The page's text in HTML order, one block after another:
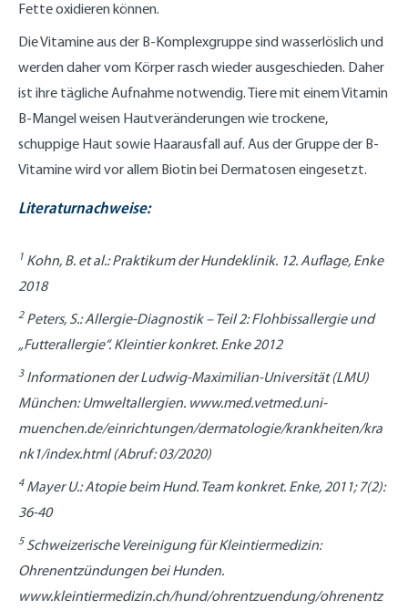
Fette oxidieren können.
Die Vitamine aus der B-Komplexgruppe sind wasserlöslich und
werden daher vom Körper rasch wieder ausgeschieden. Daher
ist ihre tägliche Aufnahme notwendig. Tiere mit einem Vitamin
B-Mangel weisen Hautveränderungen wie trockene,
schuppige Haut sowie Haarausfall auf. Aus der Gruppe der B-
Vitamine wird vor allem Biotin bei Dermatosen eingesetzt.
Literaturnachweise:
1 Kohn, B. et al.: Praktikum der Hundeklinik. 12. Auflage, Enke
2018
2Peters, S.: Allergie-Diagnostik – Teil 2: Flohbissallergie und
„Futterallergie“. Kleintier konkret. Enke 2012
3Informationen der Ludwig-Maximilian-Universität (LMU)
München: Umweltallergien. www.med.vetmed.uni-
muenchen.de/einrichtungen/dermatologie/krankheiten/kra
nk1/index.html (Abruf: 03/2020)
4Mayer U.: Atopie beim Hund. Team konkret. Enke, 2011; 7(2):
36-40
5 Schweizerische Vereinigung für Kleintiermedizin:
Ohrenentzündungen bei Hunden.
www.kleintiermedizin.ch/hund/ohrentzuendung/ohrenentz